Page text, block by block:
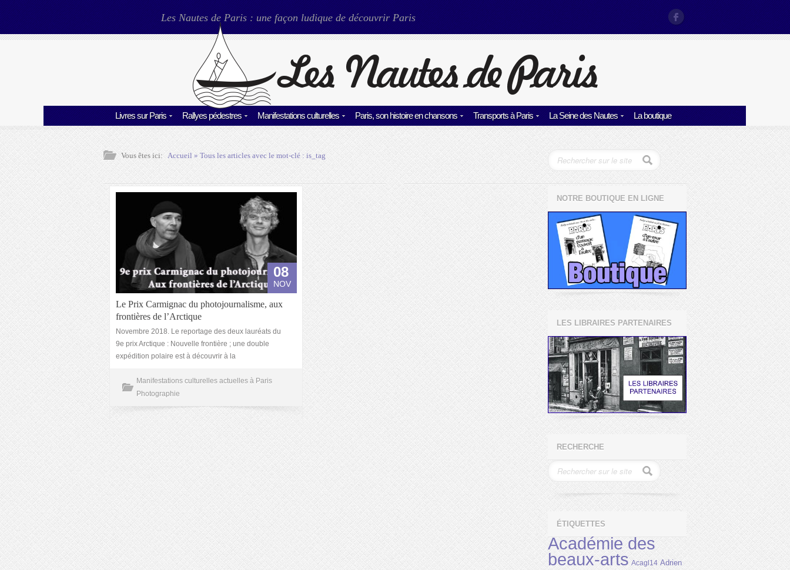
Les Nautes de Paris : une façon ludique de découvrir Paris
Livres sur Paris Rallyes pédestres Manifestations culturelles Paris, son histoire en chansons Transports à Paris La Seine des Nautes La boutique
Vous êtes ici: Accueil» Tous les articles avec le mot-clé :is_tag
08
NOV
Le Prix Carmignac du photojournalisme, aux
frontières de l’Arctique
Novembre 2018. Le reportage des deux lauréats du
9e prix Arctique : Nouvelle frontière ; une double
expédition polaire est à découvrir à la
Manifestations culturelles actuelles à Paris
Photographie
NOTRE BOUTIQUE EN LIGNE
LES LIBRAIRES PARTENAIRES
RECHERCHE
ÉTIQUETTES
Académie des
beaux-arts Acagl14 Adrien